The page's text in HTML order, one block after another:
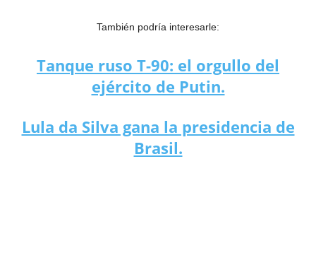
También podría interesarle:
Tanque ruso T-90: el orgullo del
ejército de Putin.
Lula da Silva gana la presidencia de
Brasil.